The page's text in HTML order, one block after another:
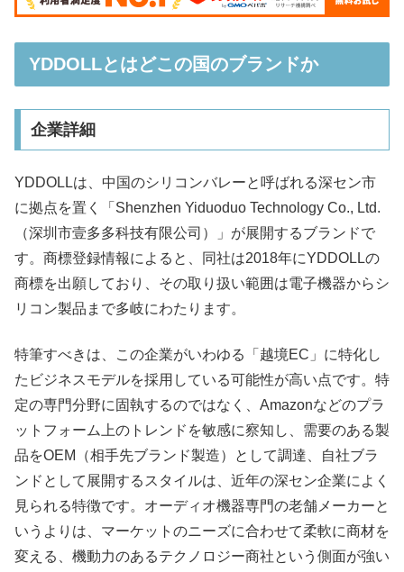
YDDOLLとはどこの国のブランドか
企業詳細
YDDOLLは、中国のシリコンバレーと呼ばれる深セン市
に拠点を置く「Shenzhen Yiduoduo Technology Co., Ltd.
（深圳市壹多多科技有限公司）」が展開するブランドで
す。商標登録情報によると、同社は2018年にYDDOLLの
商標を出願しており、その取り扱い範囲は電子機器からシ
リコン製品まで多岐にわたります。​
特筆すべきは、この企業がいわゆる「越境EC」に特化し
たビジネスモデルを採用している可能性が高い点です。特
定の専門分野に固執するのではなく、Amazonなどのプラ
ットフォーム上のトレンドを敏感に察知し、需要のある製
品をOEM（相手先ブランド製造）として調達、自社ブラ
ンドとして展開するスタイルは、近年の深セン企業によく
見られる特徴です。オーディオ機器専門の老舗メーカーと
いうよりは、マーケットのニーズに合わせて柔軟に商材を
変える、機動力のあるテクノロジー商社という側面が強い